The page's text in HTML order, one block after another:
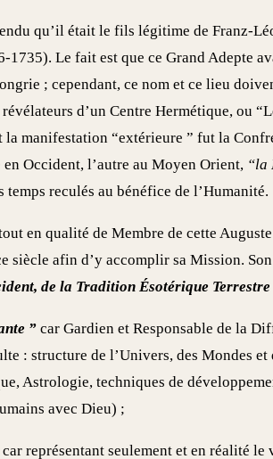
qu’il était le fils légitime de Franz-
1735). Le fait est que ce Grand Adepte
; cependant, ce nom et ce lieu
d’un Centre Hermétique, ou
la manifestation “extérieure ” fut la
en Occident, l’autre au Moyen Orient, “la
reculés au bénéfice de l’Humanité.
en qualité de Membre de cette
siècle afin d’y accomplir sa Mission.
de la Tradition Ésotérique Terrestre
” car Gardien et Responsable de la
: structure de l’Univers, des Mondes
Astrologie, techniques de
avec Dieu) ;
car représentant seulement et en réalité